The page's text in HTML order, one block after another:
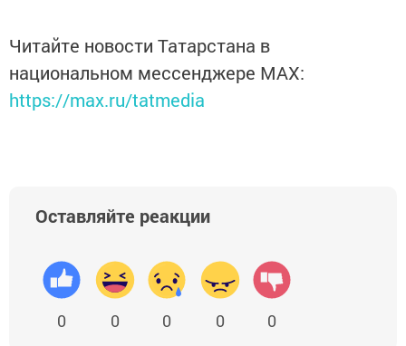
Читайте новости Татарстана в
национальном мессенджере MАХ:
https://max.ru/tatmedia
Оставляйте реакции
0 0 0 0 0